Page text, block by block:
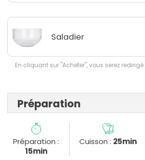
Saladier
En cliquant sur "Acheter", vous serez redirigé
Préparation
Préparation :
15min
Cuisson : 25min